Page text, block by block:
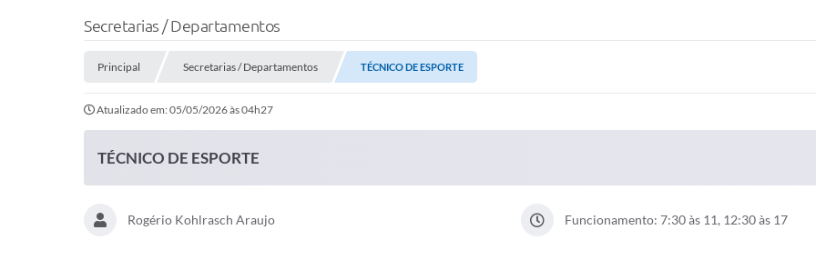
Secretarias / Departamentos
Principal Secretarias / Departamentos TÉCNICO DE ESPORTE
Atualizado em: 05/05/2026 às 04h27
TÉCNICO DE ESPORTE
Rogério Kohlrasch Araujo Funcionamento: 7:30 às 11, 12:30 às 17